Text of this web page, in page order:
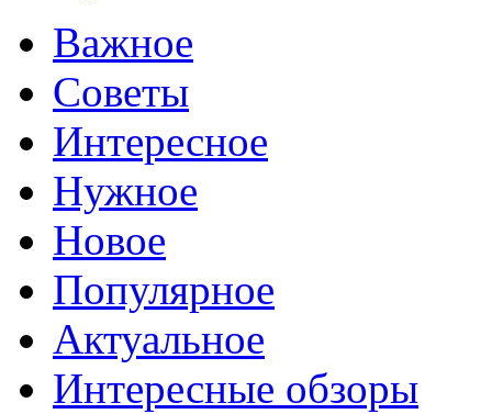
Важное
Советы
Интересное
Нужное
Новое
Популярное
Актуальное
Интересные обзоры